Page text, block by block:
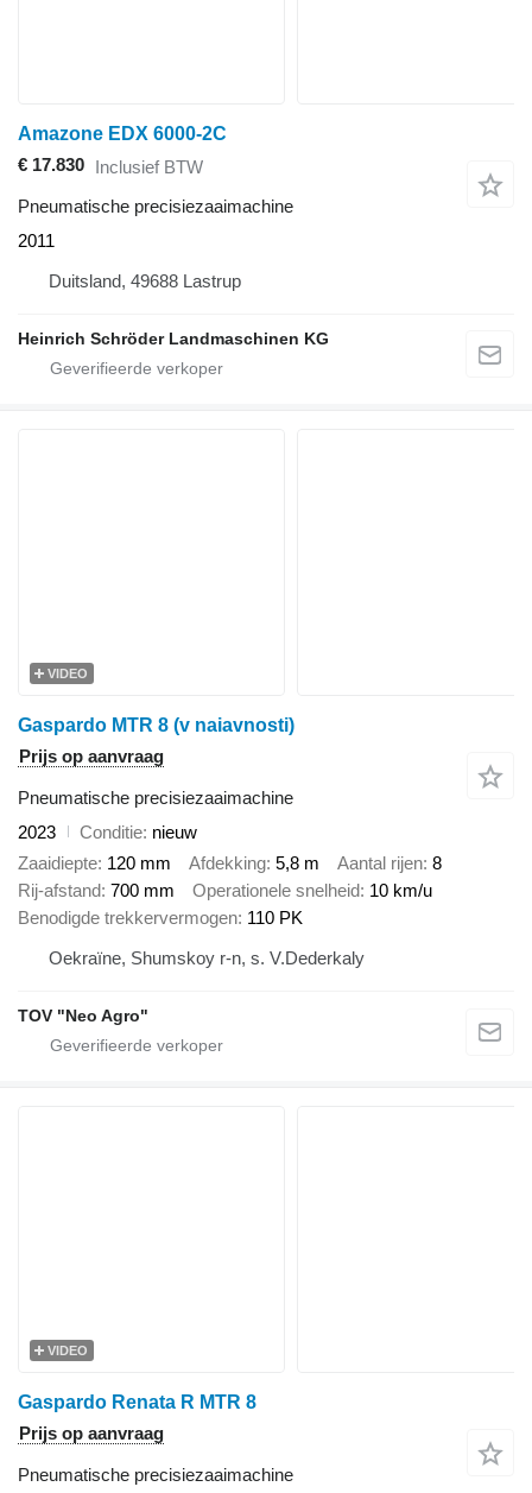
Amazone EDX 6000-2C
€ 17.830 Inclusief BTW
Pneumatische precisiezaaimachine
2011
Duitsland, 49688 Lastrup
Heinrich Schröder Landmaschinen KG
VIDEO
Gaspardo MTR 8 (v naiavnosti)
Prijs op aanvraag
Pneumatische precisiezaaimachine
2023
Conditie nieuw
Zaaidiepte 120 mm Afdekking 5,8 m Aantal rijen 8
Rij-afstand 700 mm Operationele snelheid 10 km/u
Benodigde trekkervermogen 110 PK
Oekraïne, Shumskoy r-n, s. V.Dederkaly
TOV "Neo Agro"
VIDEO
Gaspardo Renata R MTR 8
Prijs op aanvraag
Pneumatische precisiezaaimachine